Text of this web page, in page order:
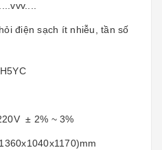
điện sạch ít nhiễu, tần số
± 2% ~ 3%